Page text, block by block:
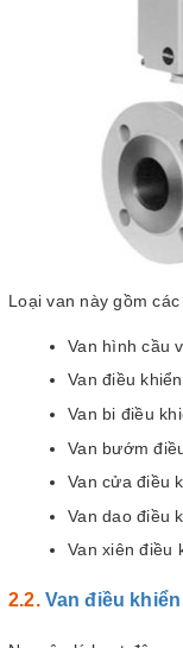
Loại van này gồm các
Van hình cầu
Van điều
Van bi điều
Van bướm
Van cửa điều
Van dao điều
Van xiên điều
Van điều